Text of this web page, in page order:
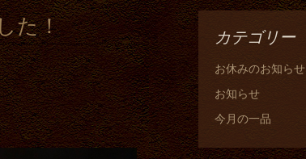
た！ カテゴリー
お休みのお知らせ
お知らせ
今月の一品